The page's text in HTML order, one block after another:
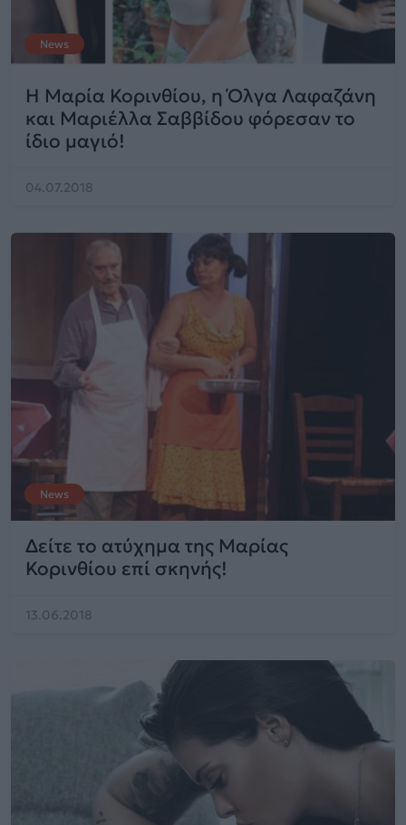
News
Η Μαρία Κορινθίου, η Όλγα Λαφαζάνη
και Μαριέλλα Σαββίδου φόρεσαν το
ίδιο μαγιό!
04.07.2018
News
Δείτε το ατύχημα της Μαρίας
Κορινθίου επί σκηνής!
13.06.2018